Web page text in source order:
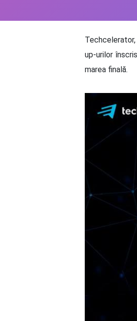
up-urilor
marea finală.